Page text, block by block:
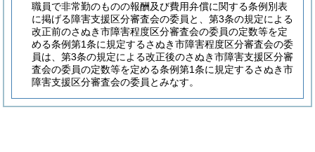
職員で非常勤のものの報酬及び費用弁償に関する条例別表
に掲げる障害支援区分審査会の委員と、第3条の規定による
改正前のさぬき市障害程度区分審査会の委員の定数等を定
める条例第1条に規定するさぬき市障害程度区分審査会の委
員は、第3条の規定による改正後のさぬき市障害支援区分審
査会の委員の定数等を定める条例第1条に規定するさぬき市
障害支援区分審査会の委員とみなす。